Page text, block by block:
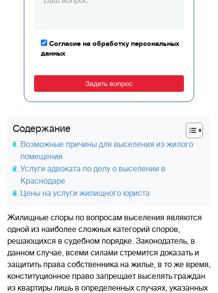
Согласие на обработку персональных
данных
Содержание
Возможные причины для выселения из жилого
помещения
Услуги адвоката по делу о выселении в
Краснодаре
Цены на услуги жилищного юриста
Жилищные споры по вопросам выселения являются
одной из наиболее сложных категорий споров,
решающихся в судебном порядке. Законодатель, в
данном случае, всеми силами стремится доказать и
защитить права собственника на жилье, в то же время,
конституционное право запрещает выселять граждан
из квартиры лишь в определенных случаях, указанных